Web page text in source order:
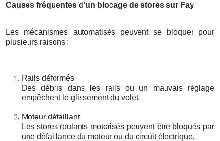
Causes fréquentes d’un blocage de stores sur Fay
Les mécanismes automatisés peuvent se bloquer pour
plusieurs raisons :
Rails déformés
Des débris dans les rails ou un mauvais réglage
empêchent le glissement du volet.
Moteur défaillant
Les stores roulants motorisés peuvent être bloqués par
une défaillance du moteur ou du circuit électrique.